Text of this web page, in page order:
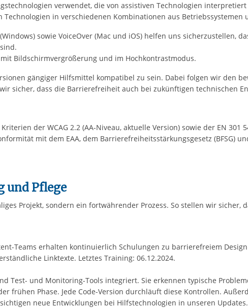
verwendet, die von assistiven Technologien
Technologien in verschiedenen Kombinationen aus Betriebssystemen
sowie VoiceOver (Mac und iOS) helfen uns sicherzustellen,
Bildschirmvergrößerung und im Hochkontrastmodus.
gängiger Hilfsmittel kompatibel zu sein. Dabei folgen wir den
sicher, dass die Barrierefreiheit auch bei zukünftigen technischen
der WCAG 2.2 (AA-Niveau, aktuelle Version) sowie der EN 301
mit dem EAA, dem Barrierefreiheitsstärkungsgesetz (BFSG)
und Pflege
Projekt, sondern ein fortwährender Prozess. So stellen wir sicher,
Teams erhalten kontinuierlich Schulungen zu barrierefreiem Design
Linktexte. Letztes Training: 06.12.2024.
Test- und Monitoring-Tools integriert. Sie erkennen typische
frühen Phase. Jede Code-Version durchläuft diese Kontrollen.
neue Entwicklungen bei Hilfstechnologien in unseren Updates.